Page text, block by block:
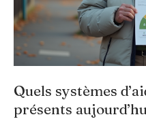
Quels systèmes
présents